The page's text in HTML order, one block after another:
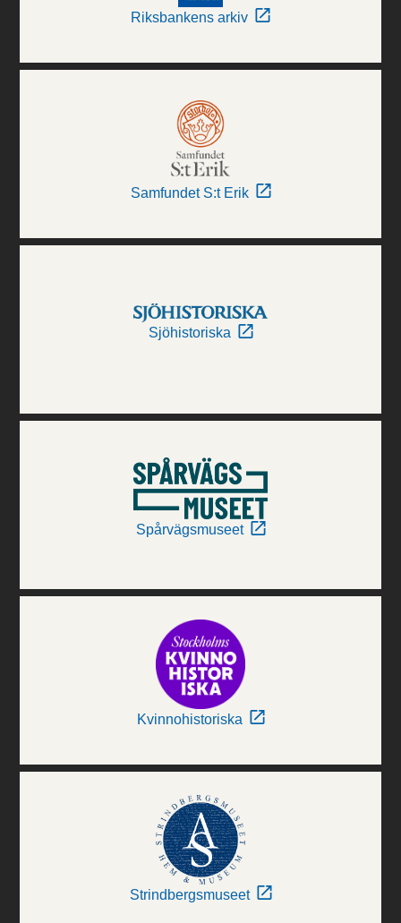
Riksbankens arkiv
Samfundet S:t Erik
Sjöhistoriska
Spårvägsmuseet
Kvinnohistoriska
Strindbergsmuseet